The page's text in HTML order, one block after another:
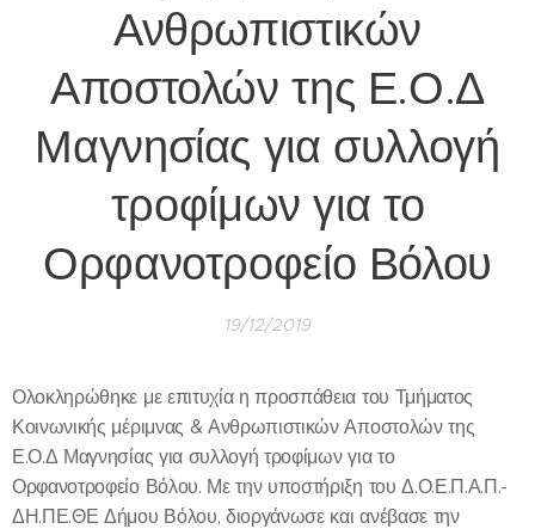
Ανθρωπιστικών
Αποστολών της Ε.Ο.Δ
Μαγνησίας για συλλογή
τροφίμων για το
Ορφανοτροφείο Βόλου
19/12/2019
Ολοκληρώθηκε με επιτυχία η προσπάθεια του Τμήματος
Κοινωνικής μέριμνας & Ανθρωπιστικών Αποστολών της
Ε.Ο.Δ Μαγνησίας για συλλογή τροφίμων για το
Ορφανοτροφείο Βόλου. Με την υποστήριξη του Δ.Ο.Ε.Π.Α.Π.-
ΔΗ.ΠΕ.ΘΕ Δήμου Βόλου, διοργάνωσε και ανέβασε την